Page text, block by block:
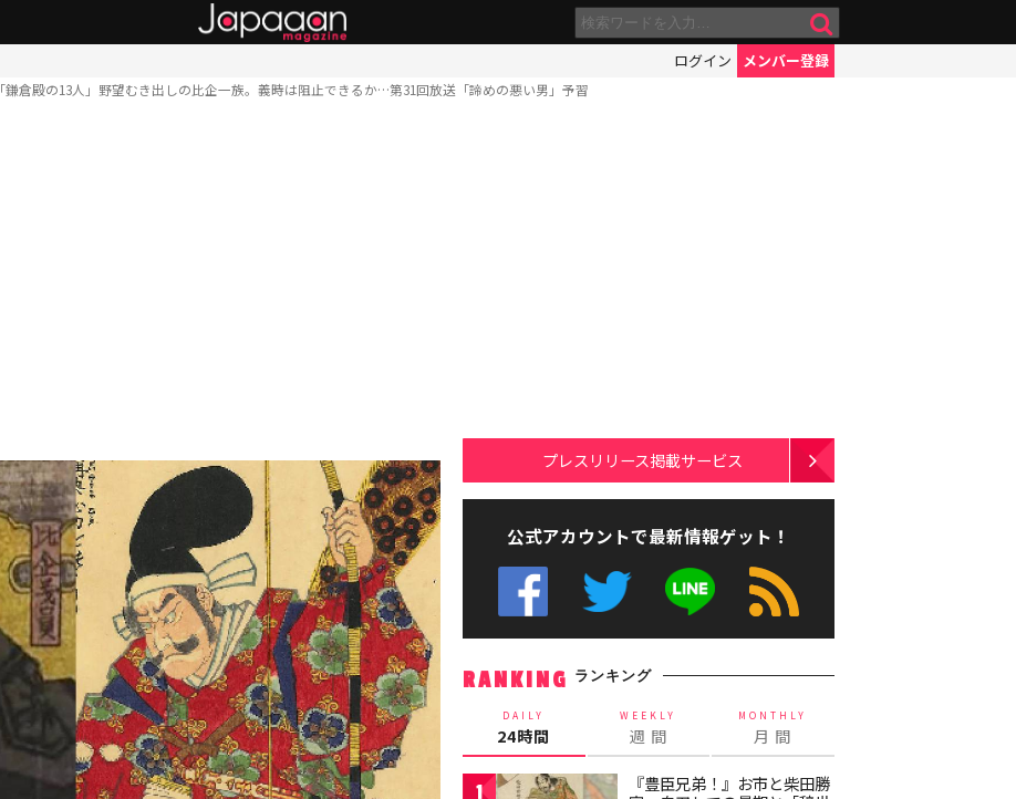
ログイン メンバー登録
「鎌倉殿の13人」野望むき出しの比企一族。義時は阻止できるか…第31回放送「諦めの悪い男」予習
プレスリリース掲載サービス
公式アカウントで最新情報ゲット！
RANKING ランキング
DAILY
24時間
WEEKLY
週 間
MONTHLY
月 間
1
『豊臣兄弟！』お市と柴田勝